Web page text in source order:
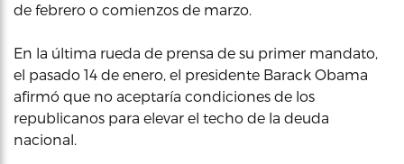
de febrero o comienzos de marzo.
En la última rueda de prensa de su primer mandato,
el pasado 14 de enero, el presidente Barack Obama
afirmó que no aceptaría condiciones de los
republicanos para elevar el techo de la deuda
nacional.